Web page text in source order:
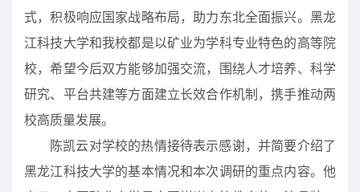
式，积极响应国家战略布局，助力东北全面振兴。黑龙
江科技大学和我校都是以矿业为学科专业特色的高等院
校，希望今后双方能够加强交流，围绕人才培养、科学
研究、平台共建等方面建立长效合作机制，携手推动两
校高质量发展。
陈凯云对学校的热情接待表示感谢，并简要介绍了
黑龙江科技大学的基本情况和本次调研的重点内容。他